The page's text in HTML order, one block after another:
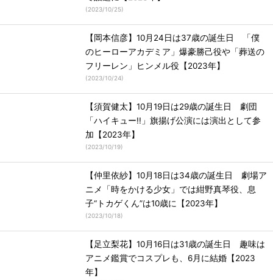
(2023/10/25)
【岡本信彦】10月24日は37歳の誕生日 「僕
のヒーローアカデミア」爆豪勝己役や「葬送の
フリーレン」ヒンメル役【2023年】
(2023/10/24)
【須賀健太】10月19日は29歳の誕生日 劇団
「ハイキュー!!」旗揚げ公演には演出として参
加【2023年】
(2023/10/19)
【仲里依紗】10月18日は34歳の誕生日 劇場ア
ニメ「時をかける少女」では紺野真琴役、息
子“トカゲくん”は10歳に【2023年】
(2023/10/18)
【足立梨花】10月16日は31歳の誕生日 趣味は
アニメ鑑賞でコスプレも、6月に結婚【2023
年】